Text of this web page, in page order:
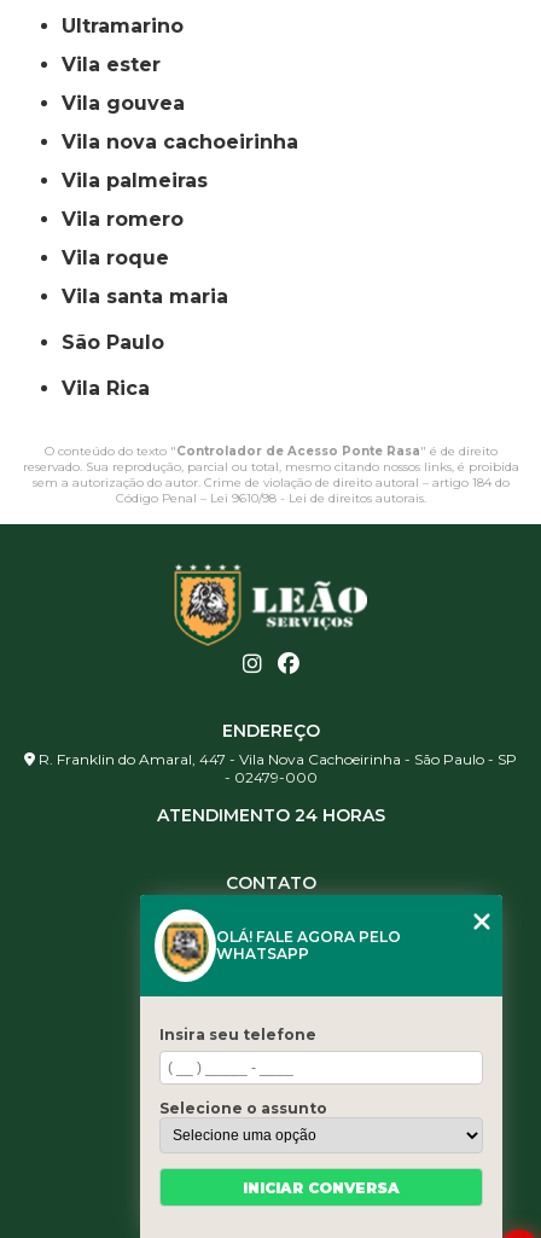
ultramarino
vila ester
vila gouvea
vila nova cachoeirinha
vila palmeiras
vila romero
vila roque
vila santa maria
São Paulo
Vila Rica
O conteúdo do texto "Controlador de Acesso Ponte Rasa" é de direito
reservado. Sua reprodução, parcial ou total, mesmo citando nossos links, é proibida
sem a autorização do autor. Crime de violação de direito autoral – artigo 184 do
Código Penal – Lei 9610/98 - Lei de direitos autorais.
ENDEREÇO
R. Franklin do Amaral, 447 - Vila Nova Cachoeirinha - São Paulo - SP
- 02479-000
ATENDIMENTO 24 HORAS
CONTATO
(11) 3461-5871
contato@leaoservicos.com.br
Home
Quem somos
Serviços
Blog
OLÁ! FALE AGORA PELO
WHATSAPP
Insira seu telefone
Selecione o assunto
INICIAR CONVERSA